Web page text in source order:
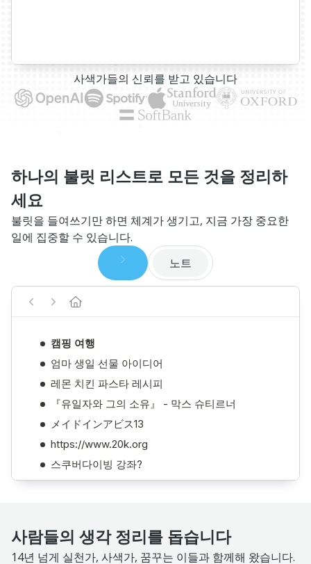
사색가들의 신뢰를 받고 있습니다
하나의 불릿 리스트로 모든 것을 정리하
세요
불릿을 들여쓰기만 하면 체계가 생기고, 지금 가장 중요한
일에 집중할 수 있습니다.
노트
사람들의 생각 정리를 돕습니다
14년 넘게 실천가, 사색가, 꿈꾸는 이들과 함께해 왔습니다.